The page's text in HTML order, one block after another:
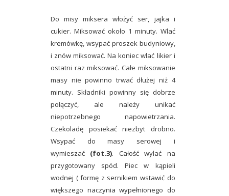
Do misy miksera włożyć ser, jajka i
cukier. Miksować około 1 minuty. Wlać
kremówkę, wsypać proszek budyniowy,
i znów miksować. Na koniec wlać likier i
ostatni raz miksować. Całe miksowanie
masy nie powinno trwać dłużej niż 4
minuty. Składniki powinny się dobrze
połączyć, ale należy unikać
niepotrzebnego napowietrzania.
Czekoladę posiekać niezbyt drobno.
Wsypać do masy serowej i
wymieszać (fot.3). Całość wylać na
przygotowany spód. Piec w kąpieli
wodnej ( formę z sernikiem wstawić do
większego naczynia wypełnionego do